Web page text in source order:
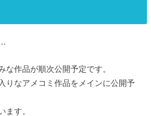
な作品が順次公開予定です。
りなアメコミ作品をメインに公開予
ます。